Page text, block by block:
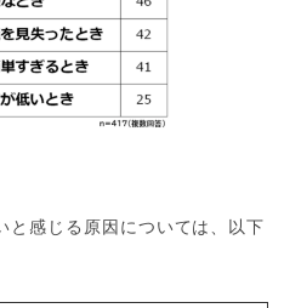
と感じる原因については、以下